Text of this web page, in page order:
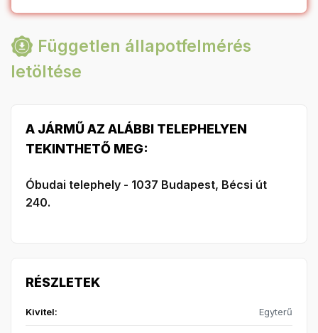
Független állapotfelmérés
letöltése
A JÁRMŰ AZ ALÁBBI TELEPHELYEN
TEKINTHETŐ MEG:
Óbudai telephely - 1037 Budapest, Bécsi út
240.
RÉSZLETEK
Kivitel: Egyterű